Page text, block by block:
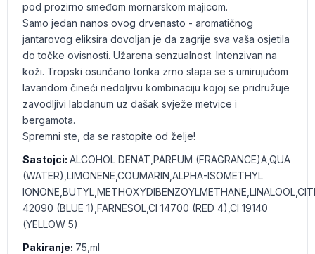
pod prozirno smeđom mornarskom majicom.
Samo jedan nanos ovog drvenasto - aromatičnog
jantarovog eliksira dovoljan je da zagrije sva vaša osjetila
do točke ovisnosti. Užarena senzualnost. Intenzivan na
koži. Tropski osunčano tonka zrno stapa se s umirujućom
lavandom čineći nedoljivu kombinaciju kojoj se pridružuje
zavodljivi labdanum uz dašak svježe metvice i
bergamota.
Spremni ste, da se rastopite od želje!
Sastojci: ALCOHOL DENAT,PARFUM (FRAGRANCE)A,QUA
(WATER),LIMONENE,COUMARIN,ALPHA-ISOMETHYL
42090 (BLUE 1),FARNESOL,CI 14700 (RED 4),CI 19140
(YELLOW 5)
Pakiranje: 75,ml